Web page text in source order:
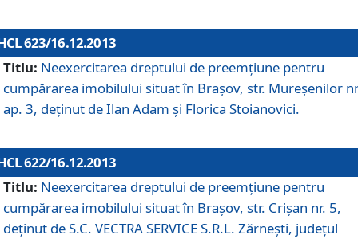
623/16.12.2013
Titlu: Neexercitarea dreptului de preemţiune pentru
cumpărarea imobilului situat în Braşov, str. Mureşenilor
ap. 3, deţinut de Ilan Adam şi Florica Stoianovici.
622/16.12.2013
Titlu: Neexercitarea dreptului de preemţiune pentru
cumpărarea imobilului situat în Braşov, str. Crişan nr. 5,
deţinut de S.C. VECTRA SERVICE S.R.L. Zărneşti, judeţul